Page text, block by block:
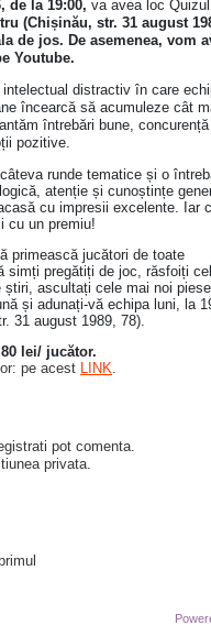
de la 19:00, va avea loc Quizul
(Chișinău, str. 31 august
de jos. De asemenea, vom
Youtube.
distractiv în care
încearcă să acumuleze cât
întrebări bune, concurență
pozitive.
runde tematice și o
atenție și cunoștințe
cu impresii excelente. Iar
cu un premiu!
primească jucători de toate
simți pregătiți de joc, răsfoiți
ascultați cele mai noi piese,
și adunați-vă echipa luni, la
31 august 1989, 78).
80 lei/ jucător.
pe acest LINK
pot comenta.
privata.